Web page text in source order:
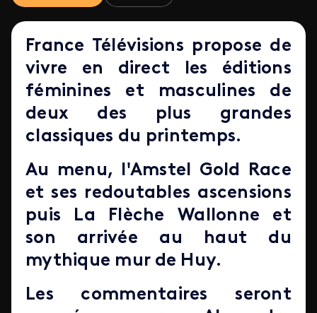
France Télévisions propose de
vivre en direct les éditions
féminines et masculines de
deux des plus grandes
classiques du printemps.
Au menu, l'Amstel Gold Race
et ses redoutables ascensions
puis La Flèche Wallonne et
son arrivée au haut du
mythique mur de Huy.
Les commentaires seront